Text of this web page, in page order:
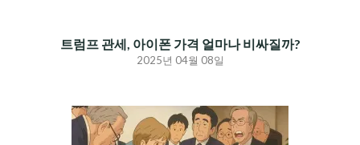
트럼프 관세, 아이폰 가격 얼마나 비싸질까?
2025년 04월 08일